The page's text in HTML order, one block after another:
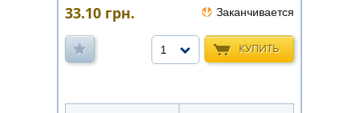
33.10 грн. Заканчивается
КУПИТЬ
1